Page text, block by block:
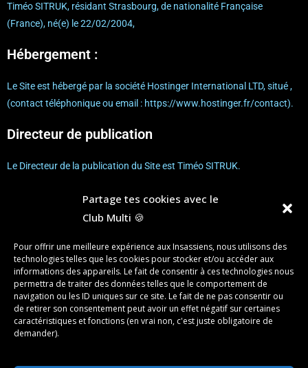
Partage tes cookies avec le
Club Multi 🍪
Pour offrir une meilleure expérience aux Insassiens, nous utilisons des
technologies telles que les cookies pour stocker et/ou accéder aux
informations des appareils. Le fait de consentir à ces technologies nous
permettra de traiter des données telles que le comportement de
navigation ou les ID uniques sur ce site. Le fait de ne pas consentir ou
de retirer son consentement peut avoir un effet négatif sur certaines
caractéristiques et fonctions (en vrai non, c'est juste obligatoire de
demander).
Timéo SITRUK, résidant Strasbourg, de nationalité Française
(France), né(e) le 22/02/2004,
Hébergement :
Le Site est hébergé par la société Hostinger International LTD, situé ,
(contact téléphonique ou email : https://www.hostinger.fr/contact).
Directeur de publication
Le Directeur de la publication du Site est Timéo SITRUK.
Nous contacter
Par email : club.multimedia@insa-strasbourg.fr
Par courrier : 24 Boulevard de la Victoire
Données personnelles